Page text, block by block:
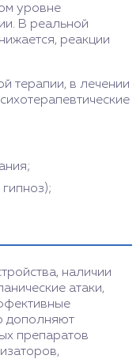
уровне
В реальной
реакции
терапии, в лечении
наличии
атаки,
дополняют
препаратов